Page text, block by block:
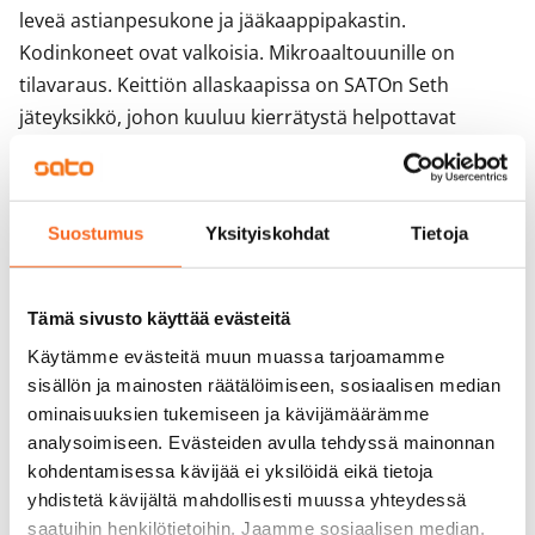
Suostumus Yksityiskohdat Tietoja
Tämä sivusto käyttää evästeitä
Käytämme evästeitä muun muassa tarjoamamme
sisällön ja mainosten räätälöimiseen, sosiaalisen median
ominaisuuksien tukemiseen ja kävijämäärämme
analysoimiseen. Evästeiden avulla tehdyssä mainonnan
kohdentamisessa kävijää ei yksilöidä eikä tietoja
yhdistetä kävijältä mahdollisesti muussa yhteydessä
saatuihin henkilötietoihin. Jaamme sosiaalisen median,
leveä astianpesukone ja jääkaappipakastin.
Kodinkoneet ovat valkoisia. Mikroaaltouunille on
tilavaraus. Keittiön allaskaapissa on SATOn Seth
jäteyksikkö, johon kuuluu kierrätystä helpottavat
Kylpyhuoneessa kalusteet ovat SATOlle suunniteltua
massiivilaminaattia olevat kalusteet on valmistettu
ja lattian laatoituksen sävy on harmaa.
pyykinpesukoneelle.
Huoneistoissa on koneellinen tulo-poistoilmanvaihto ja
kaukolämpö. Eteisessä ja kylpyhuoneessa on kiinteät
valaisimet. Vesi laskutetaan kulutuksen mukaan.
Hämeentie 40 kiinteistö ja huoneistot ovat savuttomia,